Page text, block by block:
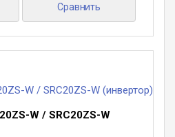
Сравнить
W / SRC20ZS-W